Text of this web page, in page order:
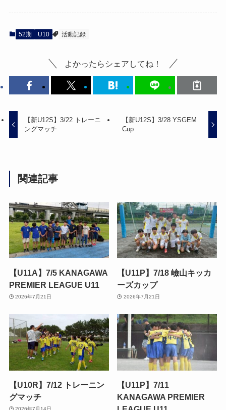
52期 U10 活動記録
よかったらシェアしてね！
【新U12S】3/22 トレーニ
ングマッチ
【新U12S】3/28 YSGEM
Cup
関連記事
【U11A】7/5 KANAGAWA
PREMIER LEAGUE U11
2026年7月21日
【U11P】7/18 嶮山キッカ
ーズカップ
2026年7月21日
【U10R】7/12 トレーニン
グマッチ
2026年7月14日
【U11P】7/11
KANAGAWA PREMIER